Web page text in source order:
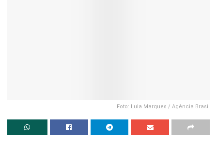
Foto: Lula Marques / Agência Brasil